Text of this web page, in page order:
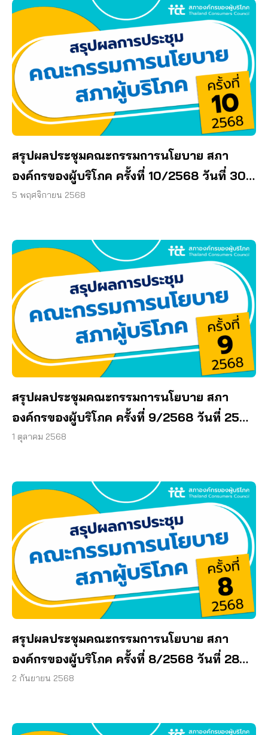
สรุปผลประชุมคณะกรรมการนโยบาย สภา
องค์กรของผู้บริโภค ครั้งที่ 10/2568 วันที่ 30
ตุลาคม 2568
5 พฤศจิกายน 2568
สรุปผลประชุมคณะกรรมการนโยบาย สภา
องค์กรของผู้บริโภค ครั้งที่ 9/2568 วันที่ 25
กันยายน 2568
1 ตุลาคม 2568
สรุปผลประชุมคณะกรรมการนโยบาย สภา
องค์กรของผู้บริโภค ครั้งที่ 8/2568 วันที่ 28
สิงหาคม 2568
2 กันยายน 2568